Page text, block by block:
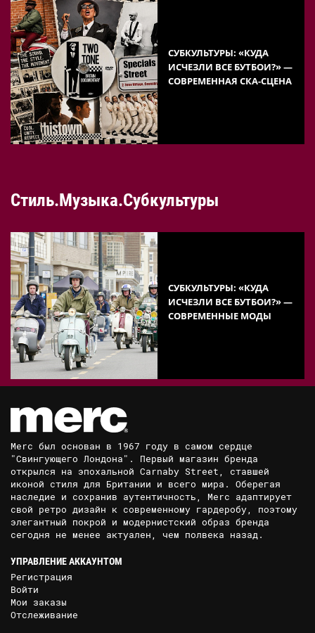
СУБКУЛЬТУРЫ: «КУДА
ИСЧЕЗЛИ ВСЕ БУТБОИ?» —
СОВРЕМЕННАЯ СКА-СЦЕНА
Стиль.Музыка.Субкультуры
СУБКУЛЬТУРЫ: «КУДА
ИСЧЕЗЛИ ВСЕ БУТБОИ?» —
СОВРЕМЕННЫЕ МОДЫ
Merc был основан в 1967 году в самом сердце
"Свингующего Лондона". Первый магазин бренда
открылся на эпохальной Carnaby Street, ставшей
иконой стиля для Британии и всего мира. Оберегая
наследие и сохранив аутентичность, Merc адаптирует
свой ретро дизайн к современному гардеробу, поэтому
элегантный покрой и модернистский образ бренда
сегодня не менее актуален, чем полвека назад.
УПРАВЛЕНИЕ АККАУНТОМ
Регистрация
Войти
Мои заказы
Отслеживание